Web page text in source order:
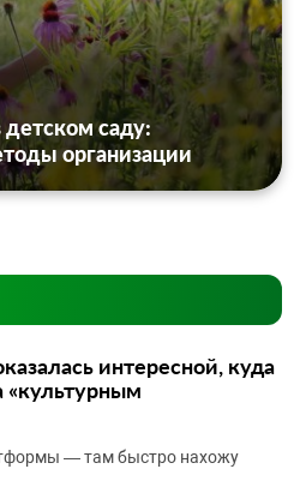
саду:
организации
интересной, куда
«культурным
— там быстро нахожу